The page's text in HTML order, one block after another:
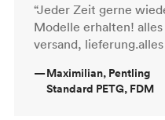
“Jeder Zeit gerne
Modelle erhalten!
versand,
—Maximilian, Pentling
Standard PETG, FDM